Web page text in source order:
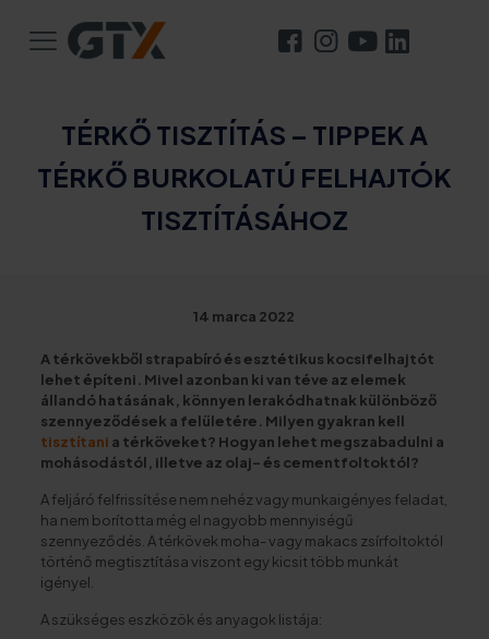
TÉRKŐ TISZTÍTÁS – TIPPEK A
TÉRKŐ BURKOLATÚ FELHAJTÓK
TISZTÍTÁSÁHOZ
14 marca 2022
A térkövekből strapabíró és esztétikus kocsifelhajtót
lehet építeni. Mivel azonban ki van téve az elemek
állandó hatásának, könnyen lerakódhatnak különböző
szennyeződések a felületére. Milyen gyakran kell
tisztítani a térköveket? Hogyan lehet megszabadulni a
mohásodástól, illetve az olaj- és cementfoltoktól?
A feljáró felfrissítése nem nehéz vagy munkaigényes feladat,
ha nem borította még el nagyobb mennyiségű
szennyeződés. A térkövek moha- vagy makacs zsírfoltoktól
történő megtisztítása viszont egy kicsit több munkát
igényel.
A szükséges eszközök és anyagok listája: